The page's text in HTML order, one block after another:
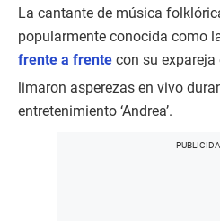
La cantante de música
popularmente conocida como
frente a frente con su expareja
limaron asperezas en vivo
entretenimiento ‘Andrea’.